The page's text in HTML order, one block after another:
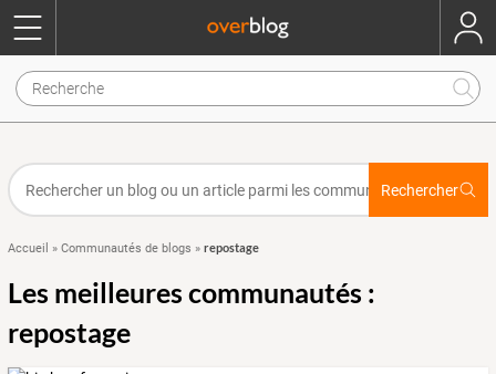
Rechercher
Accueil » Communautés de blogs » repostage
Les meilleures communautés :
repostage